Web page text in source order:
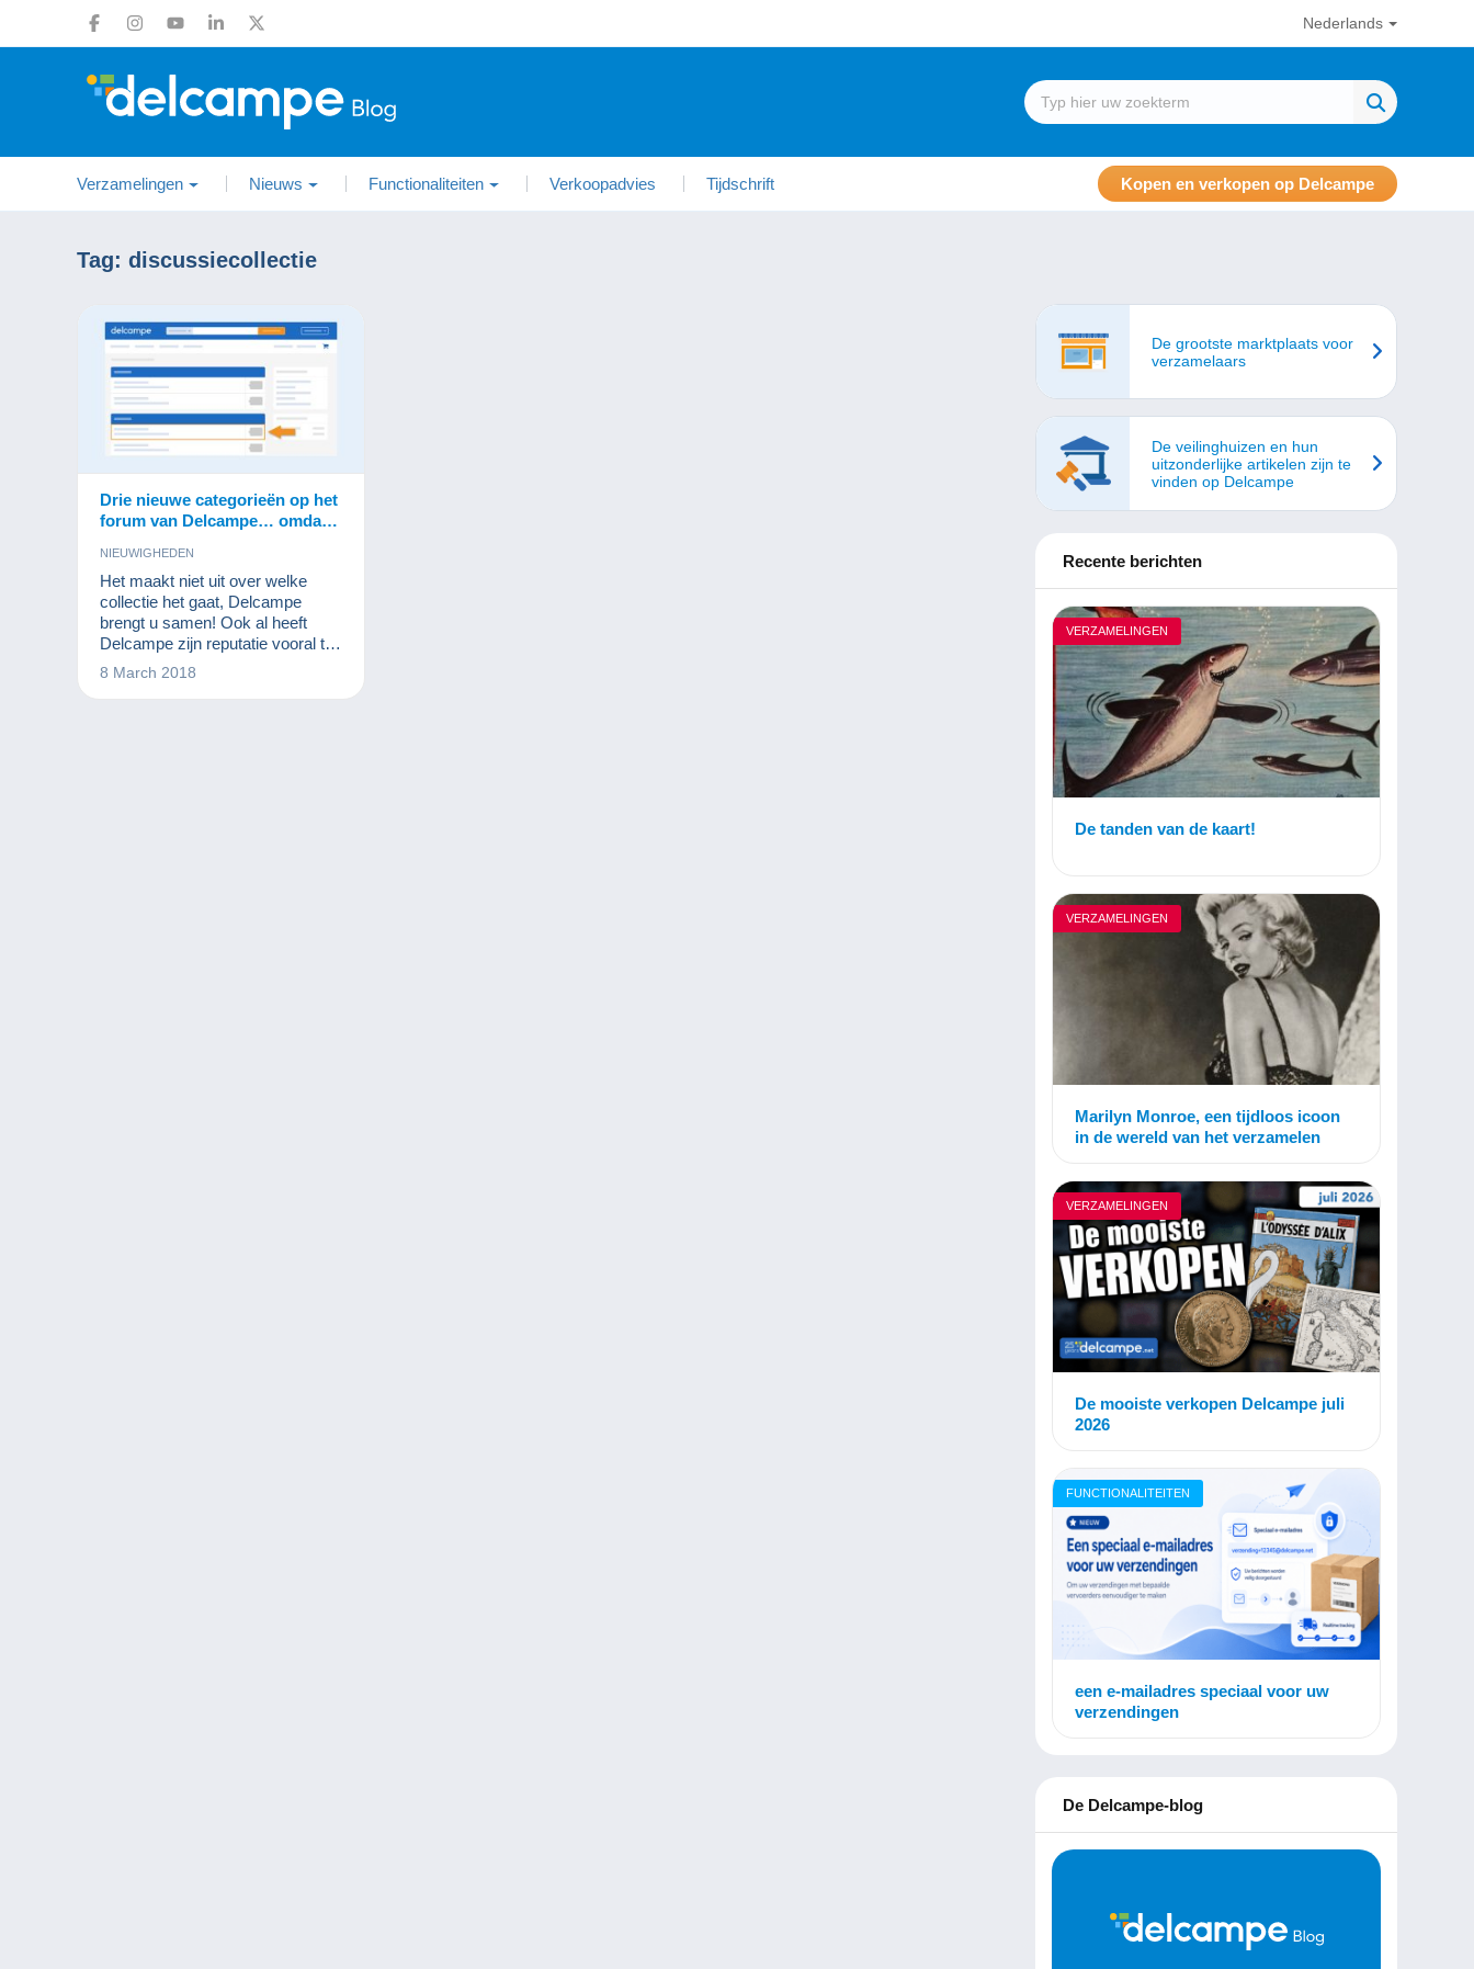
Nederlands
Verzamelingen Nieuws Functionaliteiten Verkoopadvies Tijdschrift Kopen en verkopen op Delcampe
Tag: discussiecollectie
Drie nieuwe categorieën op het
forum van Delcampe… omdat
NIEUWIGHEDEN
Het maakt niet uit over welke
collectie het gaat, Delcampe
brengt u samen! Ook al heeft
Delcampe zijn reputatie vooral te
danken aan postzegels, munten
8 March 2018
De grootste marktplaats voor
verzamelaars
De veilinghuizen en hun
uitzonderlijke artikelen zijn te
vinden op Delcampe
Recente berichten
VERZAMELINGEN
De tanden van de kaart!
VERZAMELINGEN
Marilyn Monroe, een tijdloos icoon
in de wereld van het verzamelen
VERZAMELINGEN
De mooiste verkopen Delcampe juli
2026
FUNCTIONALITEITEN
een e-mailadres speciaal voor uw
verzendingen
De Delcampe-blog